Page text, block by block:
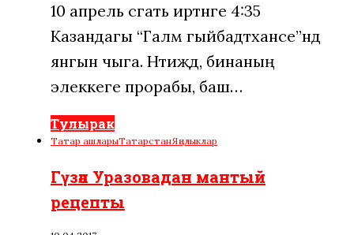
10 апрель cәгать иртәнге 4:35
Казандагы “Галәм гыйбадәтханәсе”ндә
янгын чыга. Нәтиҗәдә, бинаның
элеккеге прорабы, баш…
Тулырак
Татар ашларыТатарстанЯңалыклар
Гүзәл Уразовадан мантый
рецепты